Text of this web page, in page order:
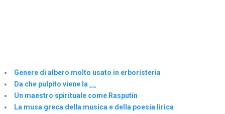
Genere di albero molto usato in erboristeria
Da che pulpito viene la __
Un maestro spirituale come Rasputin
La musa greca della musica e della poesia lirica